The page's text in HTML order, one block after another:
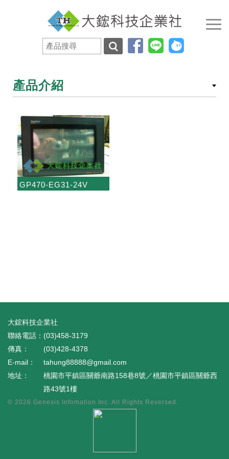
產品介紹
GP470-EG31-24V
大鋐科技企業社
(03)458-3179
(03)428-4378
tahung88888@gmail.com
桃園市平鎮區關爺南路158巷8號／桃園市平鎮區關爺西
路43號1樓
© 2026 Genesis Infomation Inc. All Rights Reversed.